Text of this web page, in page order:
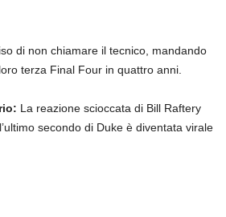
di non chiamare il tecnico, mandando
terza Final Four in quattro anni.
La reazione scioccata di Bill Raftery
secondo di Duke è diventata virale